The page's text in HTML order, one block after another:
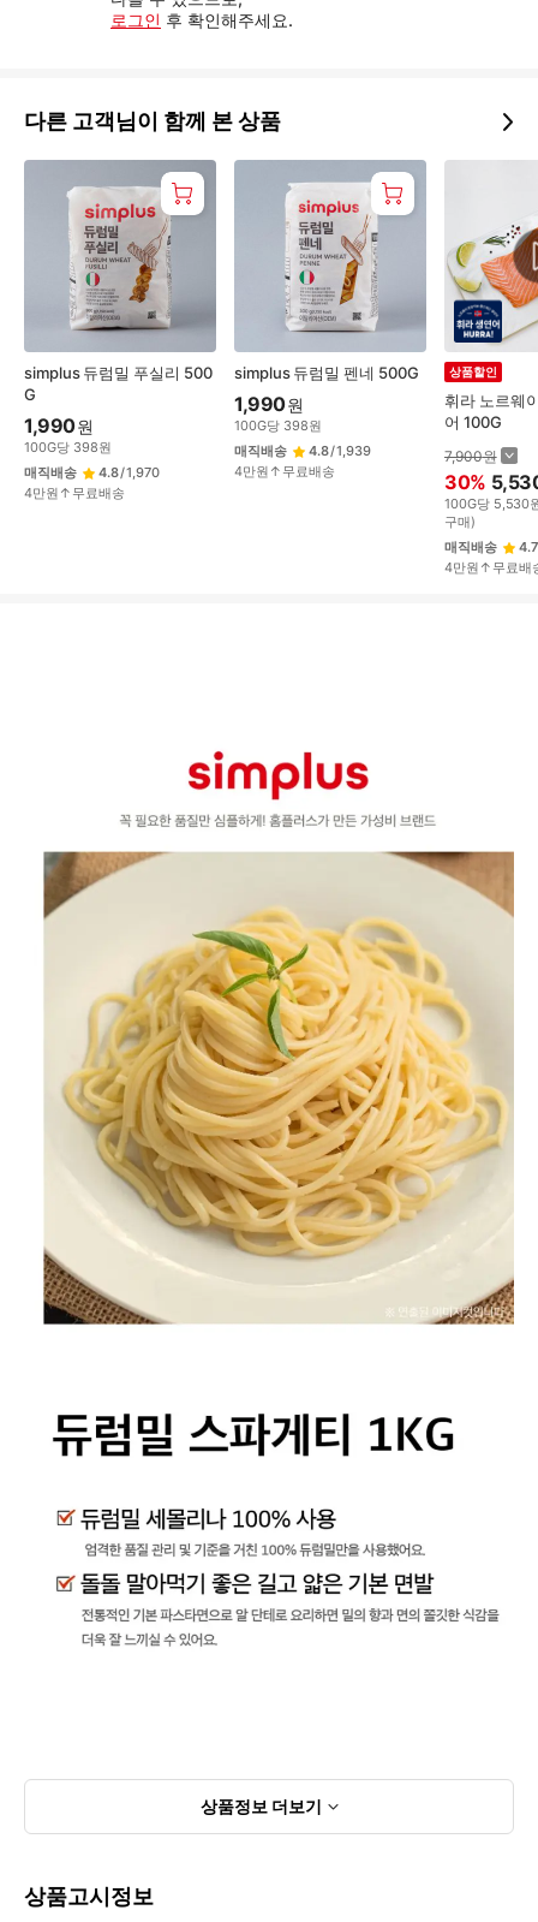
로그인 후 확인해주세요.
다른 고객님이 함께 본 상품
simplus 듀럼밀 푸실리 500
G
1,990원
100G당 398원
매직배송
4.8/1,970
4만원↑무료배송
simplus 듀럼밀 펜네 500G
1,990원
100G당 398원
매직배송
4.8/1,939
4만원↑무료배송
휘라 노르웨
어 100G
상품할인
7,900원
30%
100G당 5,530
구매)
매직배송
4.7
4만원↑무료배
상품정보 더보기
상품고시정보